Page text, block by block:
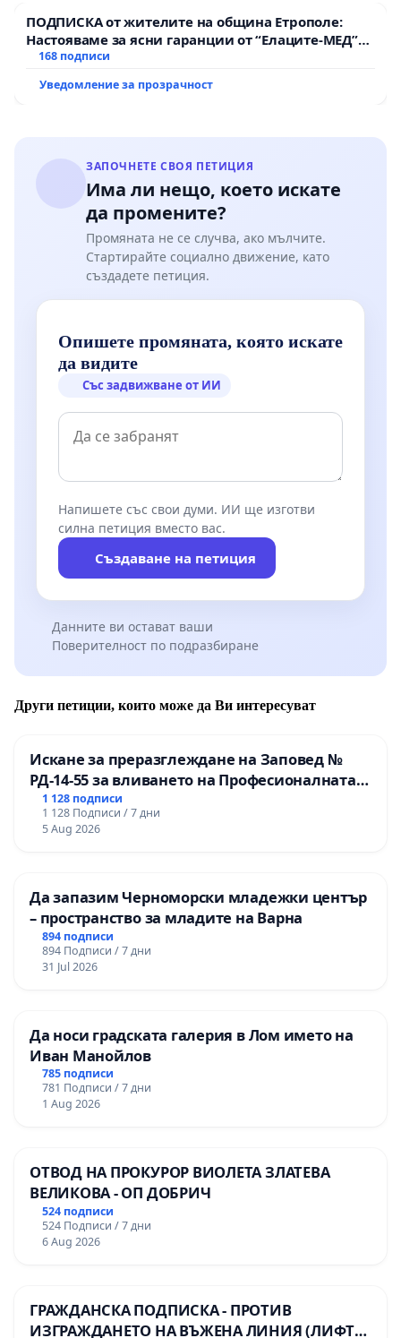
ПОДПИСКА от жителите на община Етрополе:
Настояваме за ясни гаранции от “Елаците-МЕД”
АД и от държавата, че ще се изпълнят всички
168 подписи
Уведомление за прозрачност
ЗАПОЧНЕТЕ СВОЯ ПЕТИЦИЯ
Има ли нещо, което искате
да промените?
Промяната не се случва, ако мълчите.
Стартирайте социално движение, като
създадете петиция.
Опишете промяната, която искате
да видите
Със задвижване от ИИ
Напишете със свои думи. ИИ ще изготви
силна петиция вместо вас.
Създаване на петиция
Данните ви остават ваши
Поверителност по подразбиране
Други петиции, които може да Ви интересуват
Искане за преразглеждане на Заповед №
РД-14-55 за вливането на Професионалната
гимназия по промишлени технологии в
Професионалната гимназия по икономика и
мениджмънт – гр. Пазарджик
1 128 подписи
1 128 Подписи / 7 дни
5 Aug 2026
Да запазим Черноморски младежки център
– пространство за младите на Варна
894 подписи
894 Подписи / 7 дни
31 Jul 2026
Да носи градската галерия в Лом името на
Иван Манойлов
785 подписи
781 Подписи / 7 дни
1 Aug 2026
ОТВОД НА ПРОКУРОР ВИОЛЕТА ЗЛАТЕВА
ВЕЛИКОВА - ОП ДОБРИЧ
524 подписи
524 Подписи / 7 дни
6 Aug 2026
ГРАЖДАНСКА ПОДПИСКА - ПРОТИВ
ИЗГРАЖДАНЕТО НА ВЪЖЕНА ЛИНИЯ (ЛИФТ)